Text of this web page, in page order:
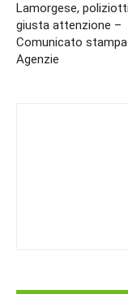
Lamorgese,
giusta attenzione –
Comunicato
Agenzie